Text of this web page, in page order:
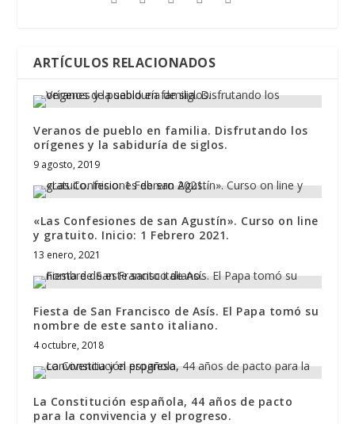
ARTÍCULOS RELACIONADOS
Veranos de pueblo en familia. Disfrutando los
orígenes y la sabiduría de siglos.
9 agosto, 2019
«Las Confesiones de san Agustín». Curso on line
y gratuito. Inicio: 1 Febrero 2021.
13 enero, 2021
Fiesta de San Francisco de Asís. El Papa tomó su
nombre de este santo italiano.
4 octubre, 2018
La Constitución española, 44 años de pacto
para la convivencia y el progreso.